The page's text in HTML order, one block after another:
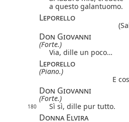
a questo galantuomo.
Leporello
Don Giovanni
(Forte.)
Via, dille un poco…
Leporello
(Piano.)
E
Don Giovanni
(Forte.)
180 Sì sì, dille pur tutto.
Donna Elvira